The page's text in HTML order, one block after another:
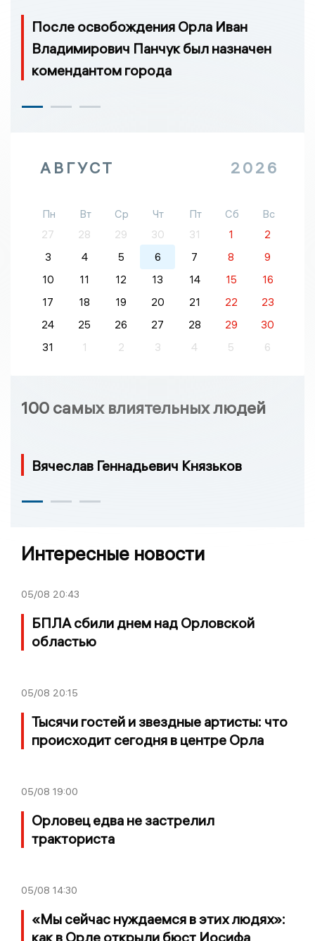
После освобождения Орла Иван
Владимирович Панчук был назначен
комендантом города
АВГУСТ 2026
Пн Вт Ср Чт Пт Сб
Вс
27
28 29 30 31 1
2
3
4 5 6 7 8
9
10
11 12 13 14 15
16
17
18 19 20 21 22
23
24
25 26 27 28 29
30
31
1 2 3 4 5 6
100 самых влиятельных людей
Вячеслав Геннадьевич Князьков
Интересные новости
05/08 20:43
БПЛА сбили днем над Орловской
областью
05/08 20:15
Тысячи гостей и звездные артисты: что
происходит сегодня в центре Орла
05/08 19:00
Орловец едва не застрелил
тракториста
05/08 14:30
«Мы сейчас нуждаемся в этих людях»:
как в Орле открыли бюст Иосифа